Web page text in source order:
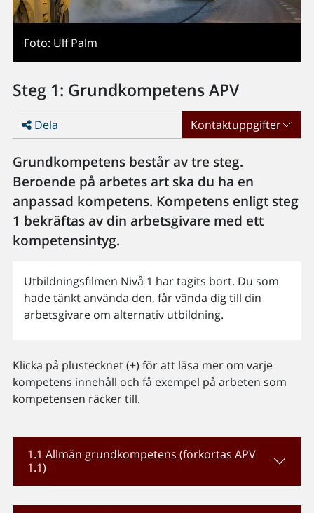
Foto: Ulf Palm
Steg 1: Grundkompetens APV
Dela Kontaktuppgifter
Grundkompetens består av tre steg.
Beroende på arbetes art ska du ha en
anpassad kompetens. Kompetens enligt steg
1 bekräftas av din arbetsgivare med ett
kompetensintyg.
Utbildningsfilmen Nivå 1 har tagits bort. Du som
hade tänkt använda den, får vända dig till din
arbetsgivare om alternativ utbildning.
Klicka på plustecknet (+) för att läsa mer om varje
kompetens innehåll och få exempel på arbeten som
kompetensen räcker till.
1.1 Allmän grundkompetens (förkortas APV
1.1)